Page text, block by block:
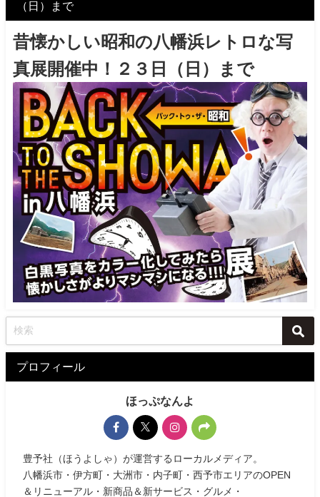
（日）まで
昔懐かしい昭和の八幡浜レトロな写
真展開催中！２３日（日）まで
プロフィール
ほっぷなんよ
豊予社（ほうよしゃ）が運営するローカルメディア。
八幡浜市・伊方町・大洲市・内子町・西予市エリアのOPEN
＆リニューアル・新商品＆新サービス・グルメ・